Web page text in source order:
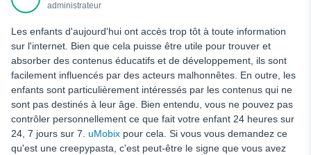
administrateur
Les enfants d'aujourd'hui ont accès trop tôt à toute information
sur l'internet. Bien que cela puisse être utile pour trouver et
absorber des contenus éducatifs et de développement, ils sont
facilement influencés par des acteurs malhonnêtes. En outre, les
enfants sont particulièrement intéressés par les contenus qui ne
sont pas destinés à leur âge. Bien entendu, vous ne pouvez pas
contrôler personnellement ce que fait votre enfant 24 heures sur
24, 7 jours sur 7. uMobix pour cela. Si vous vous demandez ce
qu'est une creepypasta, c'est peut-être le signe que vous avez
Ted le spéléologue
Suicidemouse.avi (épisode perdu)
Candle Cove
Jeff, le tueur
Pourquoi les enfants l'apprécient-ils ?
Conseils aux parents sur Creepypasta
Faut-il interdire à ses enfants les Creepypasta ?